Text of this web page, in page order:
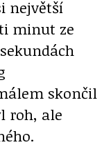
největší
minut ze
skončil
roh, ale